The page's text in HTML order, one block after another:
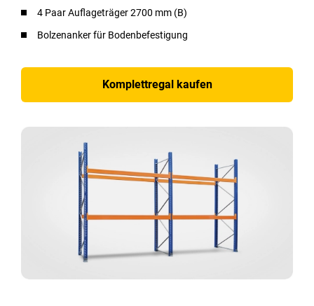
4 Paar Auflageträger 2700 mm (B)
Bolzenanker für Bodenbefestigung
Komplettregal kaufen